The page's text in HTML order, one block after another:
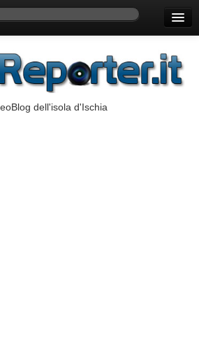
D’Ambra
dell'isola d'Ischia